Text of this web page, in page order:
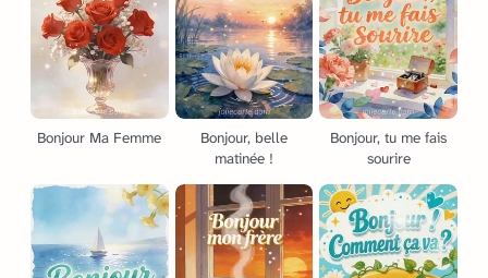
Bonjour Ma Femme
Bonjour, belle
matinée !
Bonjour, tu me fais
sourire